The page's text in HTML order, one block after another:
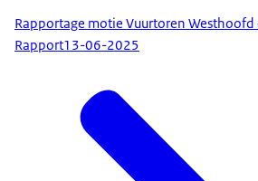
Rapportage motie Vuurtoren
Rapport13-06-2025